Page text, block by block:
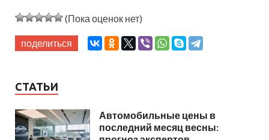
(Пока оценок нет)
поделиться
СТАТЬИ
Автомобильные цены в
последний месяц весны: